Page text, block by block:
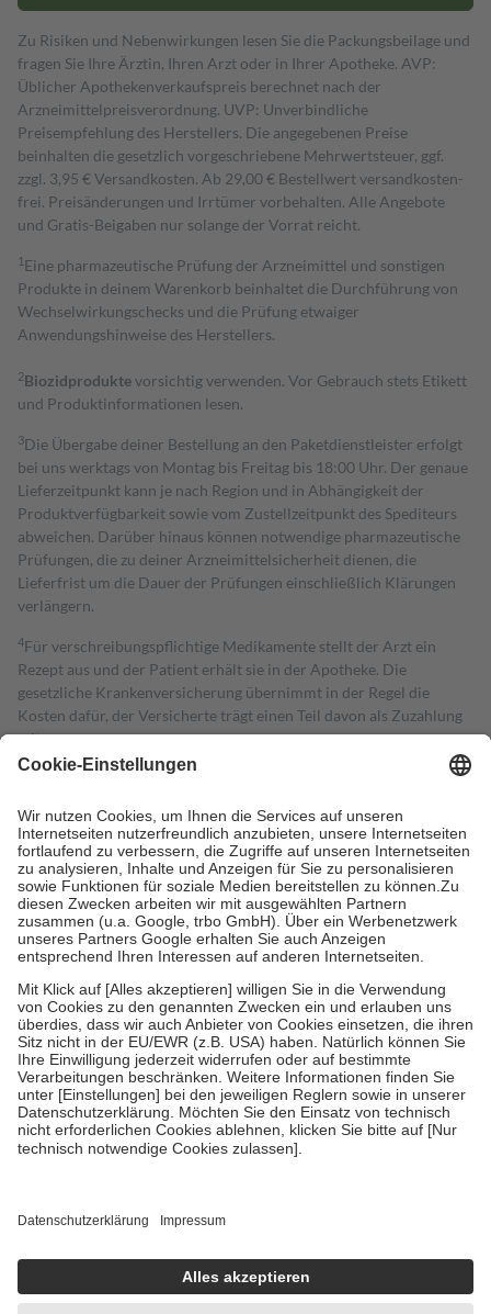
Zu Risiken und Nebenwirkungen lesen Sie die Packungsbeilage und
fragen Sie Ihre Ärztin, Ihren Arzt oder in Ihrer Apotheke. AVP:
Üblicher Apothekenverkaufspreis berechnet nach der
Arzneimittelpreisverordnung. UVP: Unverbindliche
Preisempfehlung des Herstellers. Die angegebenen Preise
beinhalten die gesetzlich vorgeschriebene Mehrwertsteuer, ggf.
zzgl. 3,95 € Versandkosten. Ab 29,00 € Bestell­wert versand­kosten­
frei. Preisänderungen und Irrtümer vorbehalten. Alle Angebote
und Gratis-Beigaben nur solange der Vorrat reicht.
1 Eine pharmazeutische Prüfung der Arzneimittel und sonstigen
Produkte in deinem Warenkorb beinhaltet die Durchführung von
Wechselwirkungschecks und die Prüfung etwaiger
Anwendungshinweise des Herstellers.
2Biozidproduktevorsichtig verwenden. Vor Gebrauch stets Etikett
und Produktinformationen lesen.
3Die Übergabe deiner Bestellung an den Paketdienstleister erfolgt
bei uns werktags von Montag bis Freitag bis 18:00 Uhr. Der genaue
Lieferzeitpunkt kann je nach Region und in Abhängigkeit der
Produktverfügbarkeit sowie vom Zustellzeitpunkt des Spediteurs
abweichen. Darüber hinaus können notwendige pharmazeutische
Prüfungen, die zu deiner Arzneimittelsicherheit dienen, die
Lieferfrist um die Dauer der Prüfungen einschließlich Klärungen
verlängern.
4Für verschreibungspflichtige Medikamente stellt der Arzt ein
Rezept aus und der Patient erhält sie in der Apotheke. Die
gesetzliche Krankenversicherung übernimmt in der Regel die
Kosten dafür, der Versicherte trägt einen Teil davon als Zuzahlung
mit.
Grundsätzlich leisten Mitglieder Zuzahlungen in Höhe von zehn
höchstens zehn Euro.
Es sind jedoch nie mehr als die tatsächlichen
Kosten der Leistung zu entrichten.
Diese Regeln gelten grundsätzlich auch für Online-Apotheken.
Bei Heilmitteln und häuslicher Krankenpflege beträgt die
Zuzahlung zehn Prozent der Kosten sowie zehn Euro je
Verordnung.
Um das Engagement der Versicherten für ihre eigene Gesundheit zu
stärken und die besondere Stellung der Familie zu unterstützen,
fallenkeine Zuzahlungenan bei:
• Kindern und Jugendlichen bis zum vollendeten 18. Lebensjahr
mit Ausnahme der Fahrkosten
• Untersuchungen zur Vorsorge und Früherkennung, die von der
GKV getragen werden
• empfohlenen Schutzimpfungen
• Harn- und Blutteststreifen
getroffen, um sicherzustellen, dass es sich um echte Bewertungen
https://help.etrusted.com/hc/de/articles/4419944605341
Einige Bilder und Inhalte wurden unter Zuhilfenahme künstlicher